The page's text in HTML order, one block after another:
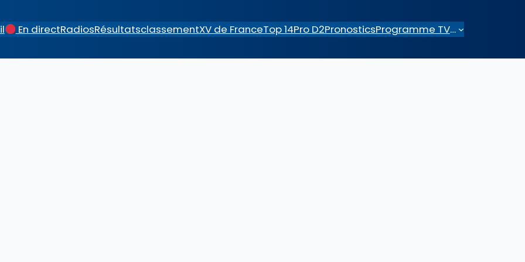
En directRadiosRésultatsclassementXV de FranceTop 14Pro D2PronosticsProgramme TV…